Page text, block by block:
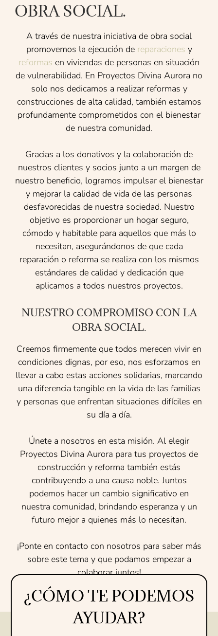
OBRA SOCIAL.
A través de nuestra iniciativa de obra social
promovemos la ejecución de reparaciones y
reformas en viviendas de personas en situación
de vulnerabilidad. En Proyectos Divina Aurora no
solo nos dedicamos a realizar reformas y
construcciones de alta calidad, también estamos
profundamente comprometidos con el bienestar
de nuestra comunidad.
Gracias a los donativos y la colaboración de
nuestros clientes y socios junto a un margen de
nuestro beneficio, logramos impulsar el bienestar
y mejorar la calidad de vida de las personas
desfavorecidas de nuestra sociedad. Nuestro
objetivo es proporcionar un hogar seguro,
cómodo y habitable para aquellos que más lo
necesitan, asegurándonos de que cada
reparación o reforma se realiza con los mismos
estándares de calidad y dedicación que
aplicamos a todos nuestros proyectos.
NUESTRO COMPROMISO CON LA
OBRA SOCIAL.
Creemos firmemente que todos merecen vivir en
condiciones dignas, por eso, nos esforzamos en
llevar a cabo estas acciones solidarias, marcando
una diferencia tangible en la vida de las familias
y personas que enfrentan situaciones difíciles en
su día a día.
Únete a nosotros en esta misión. Al elegir
Proyectos Divina Aurora para tus proyectos de
construcción y reforma también estás
contribuyendo a una causa noble. Juntos
podemos hacer un cambio significativo en
nuestra comunidad, brindando esperanza y un
futuro mejor a quienes más lo necesitan.
¡Ponte en contacto con nosotros para saber más
sobre este tema y que podamos empezar a
colaborar juntos!
¿CÓMO TE PODEMOS
AYUDAR?